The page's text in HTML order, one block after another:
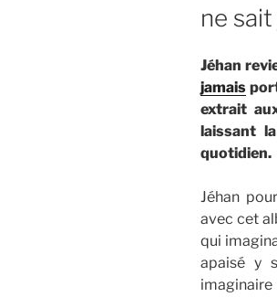
ne
Jéhan
jamais
extrait
laissant
quotidien.
Jéhan
avec cet
qui
apaisé y